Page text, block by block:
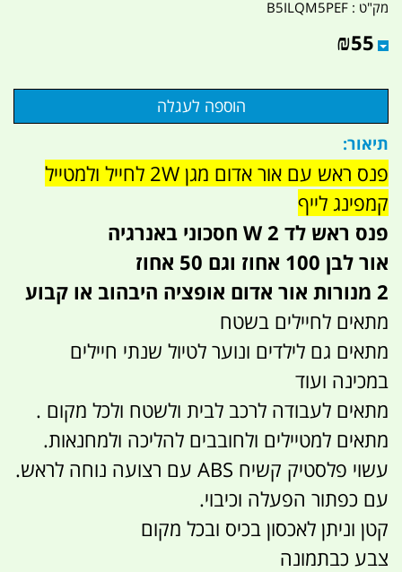
מק"ט : B5ILQM5PEF
₪55
תיאור:
פנס ראש עם אור אדום מגן 2W לחייל ולמטייל
קמפינג לייף
פנס ראש לד 2 W חסכוני באנרגיה
אור לבן 100 אחוז וגם 50 אחוז
2 מנורות אור אדום אופציה היבהוב או קבוע
מתאים לחיילים בשטח
מתאים גם לילדים ונוער לטיול שנתי חיילים
במכינה ועוד
מתאים לעבודה לרכב לבית ולשטח ולכל מקום .
מתאים למטיילים ולחובבים להליכה ולמחנאות.
עשוי פלסטיק קשיח ABS עם רצועה נוחה לראש.
עם כפתור הפעלה וכיבוי.
קטן וניתן לאכסון בכיס ובכל מקום
צבע כבתמונה